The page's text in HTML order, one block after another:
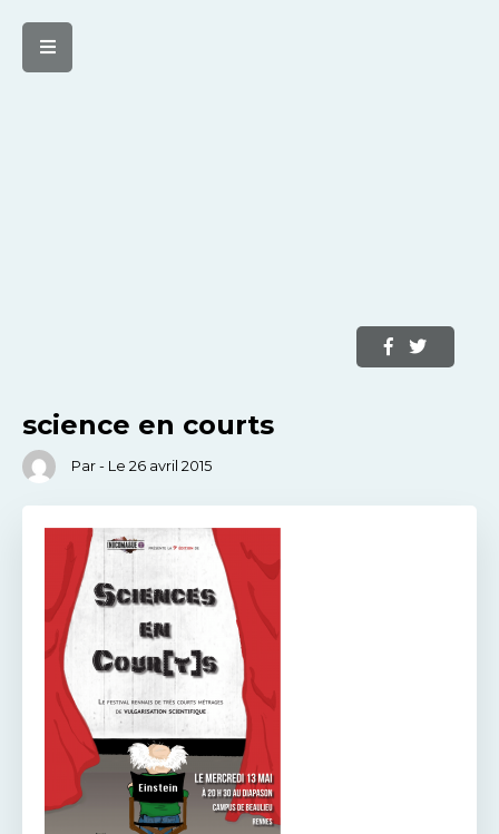
science en courts
Par - Le 26 avril 2015